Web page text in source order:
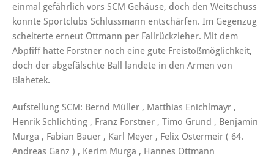
einmal gefährlich vors SCM Gehäuse, doch den Weitschuss
konnte Sportclubs Schlussmann entschärfen. Im Gegenzug
scheiterte erneut Ottmann per Fallrückzieher. Mit dem
Abpfiff hatte Forstner noch eine gute Freistoßmöglichkeit,
doch der abgefälschte Ball landete in den Armen von
Blahetek.
Aufstellung SCM: Bernd Müller , Matthias Enichlmayr ,
Henrik Schlichting , Franz Forstner , Timo Grund , Benjamin
Murga , Fabian Bauer , Karl Meyer , Felix Ostermeir ( 64.
Andreas Ganz ) , Kerim Murga , Hannes Ottmann